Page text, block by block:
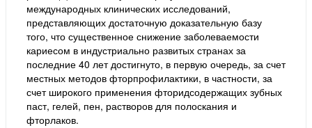
международных клинических исследований,
представляющих достаточную доказательную базу
того, что существенное снижение заболеваемости
кариесом в индустриально развитых странах за
последние 40 лет достигнуто, в первую очередь, за счет
местных методов фторпрофилактики, в частности, за
счет широкого применения фторидсодержащих зубных
паст, гелей, пен, растворов для полоскания и
фторлаков.